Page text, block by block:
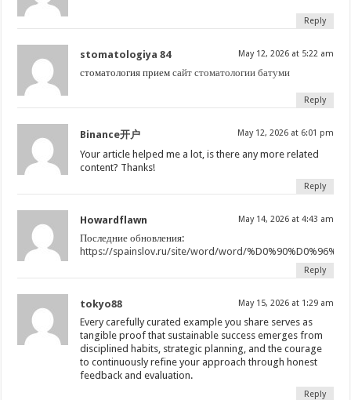
Reply
stomatologiya 84 May 12, 2026 at 5:22 am
стоматология приемсайт стоматологии батуми
Reply
Binance开户 May 12, 2026 at 6:01 pm
Your article helped me a lot, is there any more related
content? Thanks!
Reply
Howardflawn May 14, 2026 at 4:43 am
Последние обновления:
https://spainslov.ru/site/word/word/
Reply
tokyo88 May 15, 2026 at 1:29 am
Every carefully curated example you share serves as
tangible proof that sustainable success emerges from
disciplined habits, strategic planning, and the courage
to continuously refine your approach through honest
feedback and evaluation.
Reply